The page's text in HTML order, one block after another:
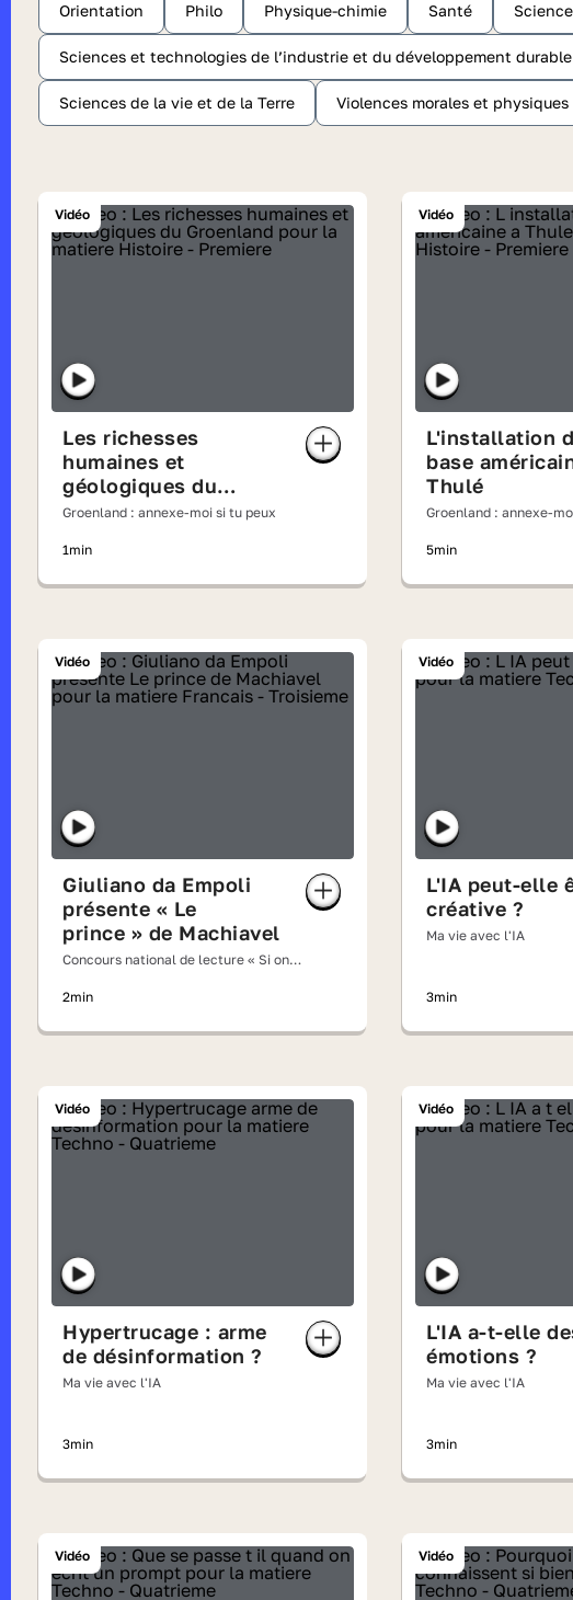
Orientation Philo Physique-chimie Santé
Sciences et technologies de l’industrie et du développement durable
Sciences de la vie et de la Terre Violences morales et physiques
Vidéo
Les richesses
humaines et
géologiques du
Groenland
Groenland : annexe-moi si tu peux
1min
Vidéo
L'installation
base
Thulé
Groenland : annexe-
5min
Vidéo
Giuliano da Empoli
présente « Le
prince » de Machiavel
Concours national de lecture « Si on
2min
Vidéo
L'IA peut-elle
créative ?
Ma vie avec l'IA
3min
Vidéo
Hypertrucage : arme
de désinformation ?
Ma vie avec l'IA
3min
Vidéo
L'IA a-t-elle
émotions ?
Ma vie avec l'IA
3min
Vidéo Vidéo